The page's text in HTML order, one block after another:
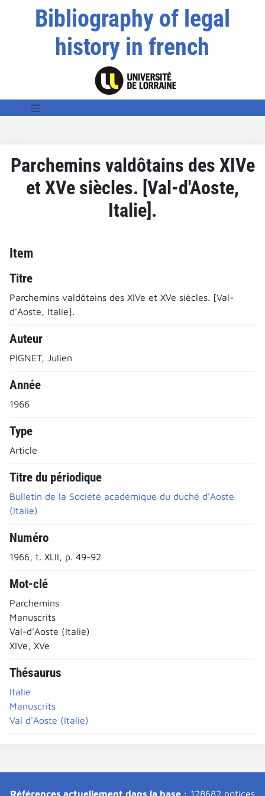
Bibliography of legal
history in french
Parchemins valdôtains des XIVe
et XVe siècles. [Val-d'Aoste,
Italie].
Item
Titre
Parchemins valdôtains des XIVe et XVe siècles. [Val-
d'Aoste, Italie].
Auteur
PIGNET, Julien
Année
1966
Type
Article
Titre du périodique
Bulletin de la Société académique du duché d'Aoste
(Italie)
Numéro
1966, t. XLII, p. 49-92
Mot-clé
Parchemins
Manuscrits
Val-d'Aoste (Italie)
XIVe, XVe
Thésaurus
Italie
Manuscrits
Val d'Aoste (Italie)
Références actuellement dans la base : 128682 notices